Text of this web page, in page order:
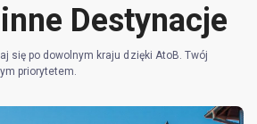
Destynacje
się po dowolnym kraju dzięki AtoB. Twój
priorytetem.